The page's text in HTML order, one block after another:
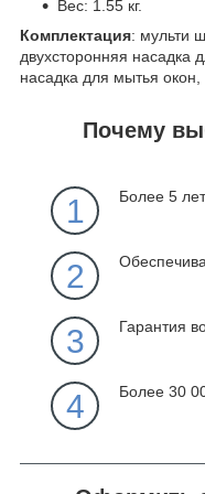
Вес: 1.55 кг.
Комплектация: мульти
двухсторонняя насадка
насадка для мытья окон,
Почему
1 Более 5
2
3 Гарантия
4 Более 30